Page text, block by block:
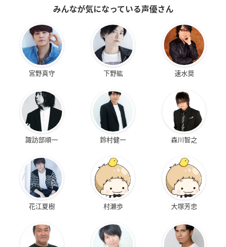
みんなが気になっている声優さん
宮野真守 下野紘 速水奨
諏訪部順一 鈴村健一 森川智之
花江夏樹 村瀬歩 大塚芳忠